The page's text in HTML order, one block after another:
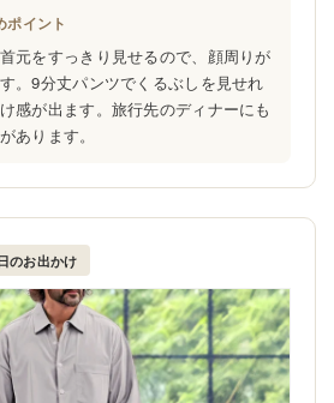
イント
元をすっきり見せるので、顔周りが
。9分丈パンツでくるぶしを見せれ
感が出ます。旅行先のディナーにも
あります。
のお出かけ